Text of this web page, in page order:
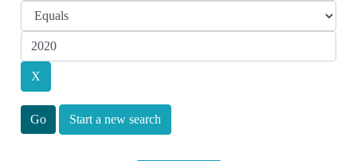
Start a new search